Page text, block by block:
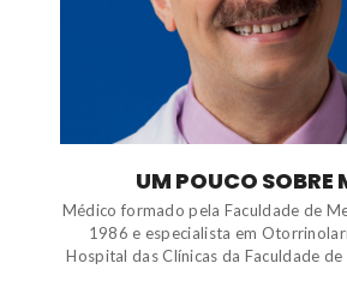
UM POUCO SOBRE
Médico formado pela Faculdade de
1986 e especialista em
Hospital das Clínicas da Faculdade de